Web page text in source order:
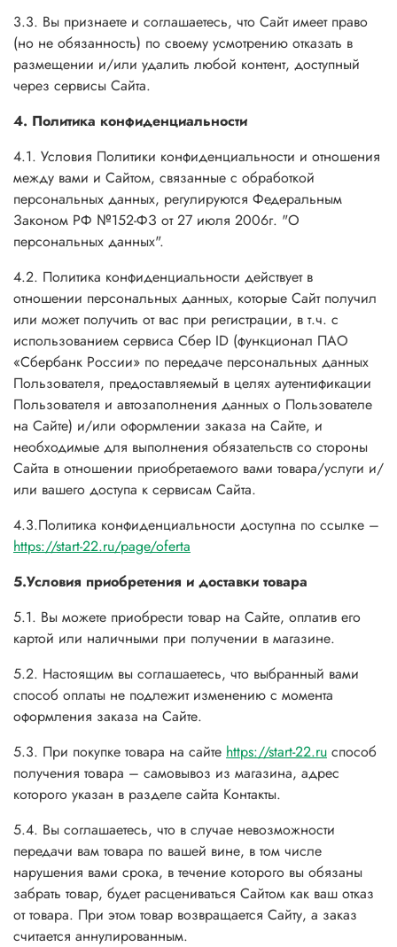
3.3. Вы признаете и соглашаетесь, что Сайт имеет право
(но не обязанность) по своему усмотрению отказать в
размещении и/или удалить любой контент, доступный
через сервисы Сайта.
4. Политика конфиденциальности
4.1. Условия Политики конфиденциальности и отношения
между вами и Сайтом, связанные с обработкой
персональных данных, регулируются Федеральным
Законом РФ №152-ФЗ от 27 июля 2006г. "О
персональных данных".
4.2. Политика конфиденциальности действует в
отношении персональных данных, которые Сайт получил
или может получить от вас при регистрации, в т.ч. с
использованием сервиса Сбер ID (функционал ПАО
«Сбербанк России» по передаче персональных данных
Пользователя, предоставляемый в целях аутентификации
Пользователя и автозаполнения данных о Пользователе
на Сайте) и/или оформлении заказа на Сайте, и
необходимые для выполнения обязательств со стороны
Сайта в отношении приобретаемого вами товара/услуги и/
или вашего доступа к сервисам Сайта.
4.3.Политика конфиденциальности доступна по ссылке –
https://start-22.ru/page/oferta
5.Условия приобретения и доставки товара
5.1. Вы можете приобрести товар на Сайте, оплатив его
картой или наличными при получении в магазине.
5.2. Настоящим вы соглашаетесь, что выбранный вами
способ оплаты не подлежит изменению с момента
оформления заказа на Сайте.
5.3. При покупке товара на сайте https://start-22.ru способ
получения товара – самовывоз из магазина, адрес
которого указан в разделе сайта Контакты.
5.4. Вы соглашаетесь, что в случае невозможности
передачи вам товара по вашей вине, в том числе
нарушения вами срока, в течение которого вы обязаны
забрать товар, будет расцениваться Сайтом как ваш отказ
от товара. При этом товар возвращается Сайту, а заказ
считается аннулированным.